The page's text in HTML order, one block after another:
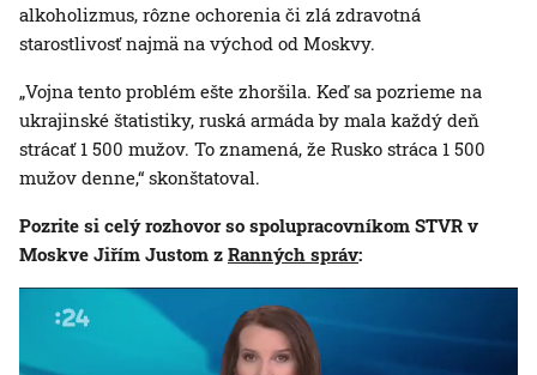
alkoholizmus, rôzne ochorenia či zlá zdravotná
starostlivosť najmä na východ od Moskvy.
„Vojna tento problém ešte zhoršila. Keď sa pozrieme na
ukrajinské štatistiky, ruská armáda by mala každý deň
strácať 1 500 mužov. To znamená, že Rusko stráca 1 500
mužov denne,“ skonštatoval.
Pozrite si celý rozhovor so spolupracovníkom STVR v
Moskve Jiřím Justom z Ranných správ: